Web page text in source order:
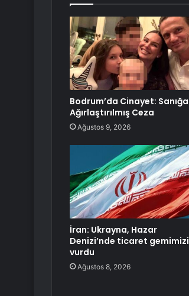
Bodrum’da Cinayet: Sanığa
Ağırlaştırılmış Ceza
Ağustos 9, 2026
İran: Ukrayna, Hazar
Denizi’nde ticaret gemimizi
vurdu
Ağustos 8, 2026